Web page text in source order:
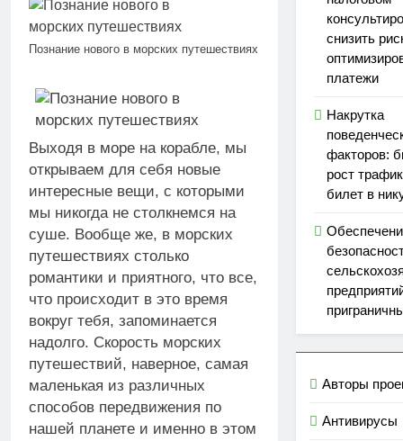
Познание нового в морских путешествиях
Выходя в море на корабле, мы
открываем для себя новые
интересные вещи, с которыми
мы никогда не столкнемся на
суше. Вообще же, в морских
путешествиях столько
романтики и приятного, что все,
что происходит в это время
вокруг тебя, запоминается
надолго. Скорость морских
путешествий, наверное, самая
маленькая из различных
способов передвижения по
нашей планете и именно в этом
снизить
платежи
Накрутка
факторов:
рост
билет в
Авторы
Антивирусы